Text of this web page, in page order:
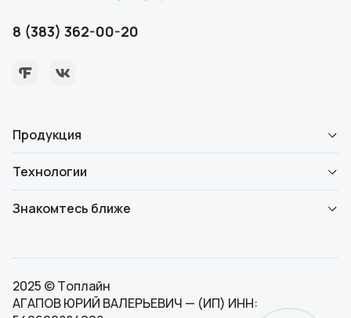
8 (383) 362-00-20
Продукция
Технологии
Знакомтесь ближе
2025 © Топлайн
АГАПОВ ЮРИЙ ВАЛЕРЬЕВИЧ — (ИП) ИНН: